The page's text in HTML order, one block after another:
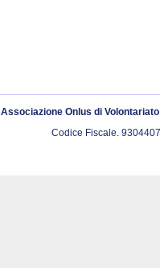
Associazione Onlus di
Codice Fiscale.